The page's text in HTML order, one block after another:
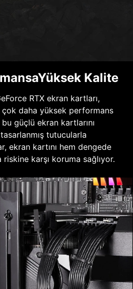
Kalite
RTX ekran kartları,
çok daha yüksek performans
güçlü ekran kartlarını
tutucularla
ekran kartını hem dengede
karşı koruma sağlıyor.